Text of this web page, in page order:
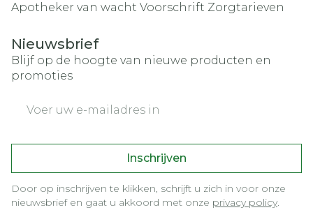
Apotheker van wacht Voorschrift Zorgtarieven
Nieuwsbrief
Blijf op de hoogte van nieuwe producten en
promoties
Inschrijven
Door op inschrijven te klikken, schrijft u zich in voor onze
nieuwsbrief en gaat u akkoord met onze privacy policy.